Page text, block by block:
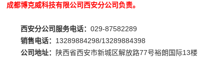
成都博克威科技有限公司西安分公司负责。
西安分公司服务电话：029-87582289
销售电话： 13289884298/13289884398
公司地址： 陕西省西安市新城区解放路77号裕朗国际13楼